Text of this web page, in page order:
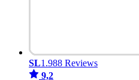
SL1.988 Reviews
9,2